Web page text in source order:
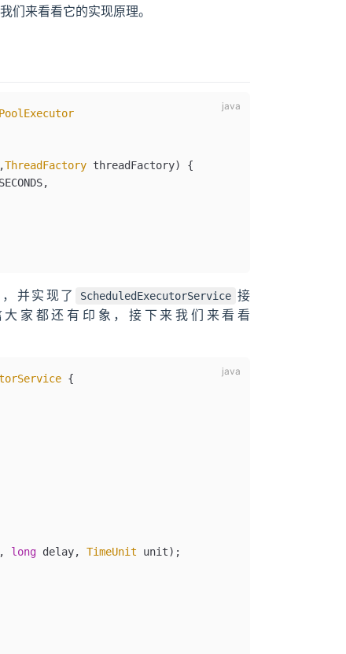
们来看看它的实现原理。
,ThreadFactory threadFactory)
{
，并实现了 ScheduledExecutorService 接
大家都还有印象，接下来我们来看看
{
, long delay, TimeUnit unit);